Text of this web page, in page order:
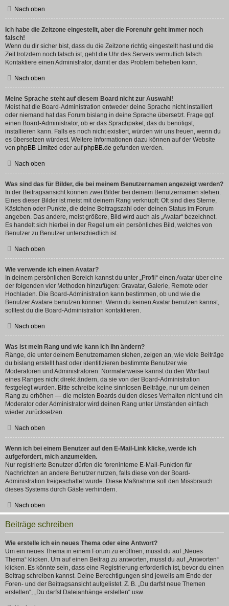
Nach oben
Ich habe die Zeitzone eingestellt, aber die Forenuhr geht immer noch
falsch!
Wenn du dir sicher bist, dass du die Zeitzone richtig eingestellt hast und die
Zeit trotzdem noch falsch ist, geht die Uhr des Servers vermutlich falsch.
Kontaktiere einen Administrator, damit er das Problem beheben kann.
Nach oben
Meine Sprache steht auf diesem Board nicht zur Auswahl!
Meist hat die Board-Administration entweder deine Sprache nicht installiert
oder niemand hat das Forum bislang in deine Sprache übersetzt. Frage ggf.
einen Board-Administrator, ob er das Sprachpaket, das du benötigst,
installieren kann. Falls es noch nicht existiert, würden wir uns freuen, wenn du
es übersetzen würdest. Weitere Informationen dazu können auf der Website
von phpBB Limited oder aufphpBB.de gefunden werden.
Nach oben
Was sind das für Bilder, die bei meinem Benutzernamen angezeigt werden?
In der Beitragsansicht können zwei Bilder bei deinem Benutzernamen stehen.
Eines dieser Bilder ist meist mit deinem Rang verknüpft: Oft sind dies Sterne,
Kästchen oder Punkte, die deine Beitragszahl oder deinen Status im Forum
angeben. Das andere, meist größere, Bild wird auch als „Avatar“ bezeichnet.
Es handelt sich hierbei in der Regel um ein persönliches Bild, welches von
Benutzer zu Benutzer unterschiedlich ist.
Nach oben
Wie verwende ich einen Avatar?
In deinem persönlichen Bereich kannst du unter „Profil“ einen Avatar über eine
der folgenden vier Methoden hinzufügen: Gravatar, Galerie, Remote oder
Hochladen. Die Board-Administration kann bestimmen, ob und wie die
Benutzer Avatare benutzen können. Wenn du keinen Avatar benutzen kannst,
solltest du die Board-Administration kontaktieren.
Nach oben
Was ist mein Rang und wie kann ich ihn ändern?
Ränge, die unter deinem Benutzernamen stehen, zeigen an, wie viele Beiträge
du bislang erstellt hast oder identifizieren bestimmte Benutzer wie
Moderatoren und Administratoren. Normalerweise kannst du den Wortlaut
eines Ranges nicht direkt ändern, da sie von der Board-Administration
festgelegt wurden. Bitte schreibe keine sinnlosen Beiträge, nur um deinen
Rang zu erhöhen — die meisten Boards dulden dieses Verhalten nicht und ein
Moderator oder Administrator wird deinen Rang unter Umständen einfach
wieder zurücksetzen.
Nach oben
Wenn ich bei einem Benutzer auf den E-Mail-Link klicke, werde ich
aufgefordert, mich anzumelden.
Nur registrierte Benutzer dürfen die foreninterne E-Mail-Funktion für
Nachrichten an andere Benutzer nutzen, falls diese von der Board-
Administration freigeschaltet wurde. Diese Maßnahme soll den Missbrauch
dieses Systems durch Gäste verhindern.
Nach oben
Beiträge schreiben
Wie erstelle ich ein neues Thema oder eine Antwort?
Um ein neues Thema in einem Forum zu eröffnen, musst du auf „Neues
Thema“ klicken. Um auf einen Beitrag zu antworten, musst du auf „Antworten“
klicken. Es könnte sein, dass eine Registrierung erforderlich ist, bevor du einen
Beitrag schreiben kannst. Deine Berechtigungen sind jeweils am Ende der
Foren- und der Beitragsansicht aufgelistet. Z. B. „Du darfst neue Themen
erstellen“, „Du darfst Dateianhänge erstellen“ usw.